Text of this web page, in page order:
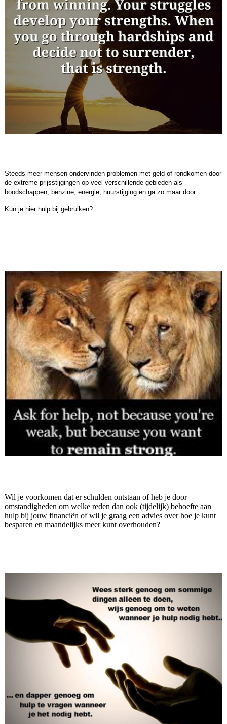
Steeds meer mensen ondervinden problemen met geld of rondkomen door
de extreme prijsstijgingen op veel verschillende gebieden als
boodschappen, benzine, energie, huurstijging en ga zo maar door..
Kun je hier hulp bij gebruiken?
Wil je voorkomen dat er schulden ontstaan of heb je door
omstandigheden om welke reden dan ook (tijdelijk) behoefte aan
hulp bij jouw financiën of wil je graag een advies over hoe je kunt
besparen en maandelijks meer kunt overhouden?